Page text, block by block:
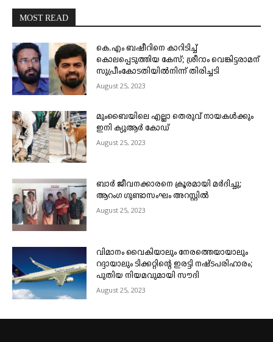
MOST READ
കെ.എം ബഷീറിനെ കാറിടിച്ച്
കൊലപ്പെടുത്തിയ കേസ്; ശ്രീറാം വെങ്കിട്ടരാമന്
സുപ്രീംകോടതിയിൽനിന്ന് തിരിച്ചടി
August 25, 2023
മുംബൈയിലെ എല്ലാ തെരുവ് നായകൾക്കും
ഇനി ക്യുആർ കോഡ്
August 25, 2023
ബാർ ജീവനക്കാരനെ ക്രൂരമായി മർദിച്ചു;
ആറംഗ ഗുണ്ടാസംഘം അറസ്റ്റിൽ
August 25, 2023
വിമാനം വൈകിയാലും നേരത്തെയായാലും
റദ്ദായാലും ടിക്കറ്റിന്റെ ഇരട്ടി നഷ്ടപരിഹാരം;
പുതിയ നിയമവുമായി സൗദി
August 25, 2023